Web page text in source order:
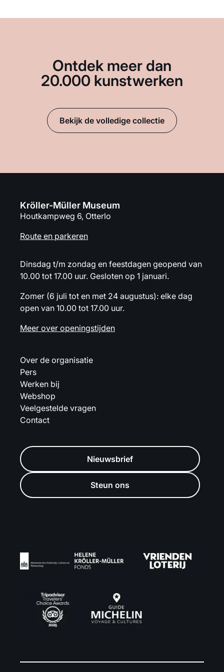
Ontdek meer dan
20.000 kunstwerken
Bekijk de volledige collectie
Kröller-Müller Museum
Houtkampweg 6, Otterlo
Route en parkeren
Dinsdag t/m zondag en feestdagen geopend van
10.00 tot 17.00 uur. Gesloten op 1 januari.
Zomer (6 juli tot en met 24 augustus): elke dag
open van 10.00 tot 17.00 uur.
Meer over openingstijden
Over de organisatie
Pers
Werken bij
Webshop
Veelgestelde vragen
Contact
Nieuwsbrief
Steun ons